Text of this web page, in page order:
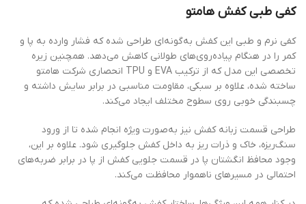
طبی کفش هامتو
نرم و طبی این کفش به‌گونه‌ای طراحی شده که فشار وارده به پا و
را در هنگام پیاده‌روی‌های طولانی کاهش می‌دهد. همچنین زیره
تخصصی این مدل که از ترکیب EVA و TPU انحصاری شرکت هامتو
شده، علاوه بر سبکی، مقاومت مناسبی در برابر سایش داشته و
خوبی روی سطوح مختلف ایجاد می‌کند.
قسمت زبانه کفش نیز به‌صورت ویژه انجام شده تا از ورود
خاک و ذرات ریز به داخل کفش جلوگیری شود. علاوه بر این،
محافظ انگشتان پا در قسمت جلویی کفش از پا در برابر ضربه‌های
در مسیرهای ناهموار محافظت می‌کند.